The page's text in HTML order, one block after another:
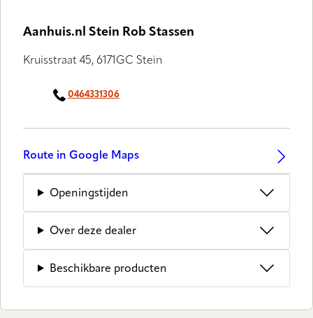
Aanhuis.nl Stein Rob Stassen
Kruisstraat 45, 6171GC Stein
0464331306
Route in Google Maps
Openingstijden
Over deze dealer
Beschikbare producten